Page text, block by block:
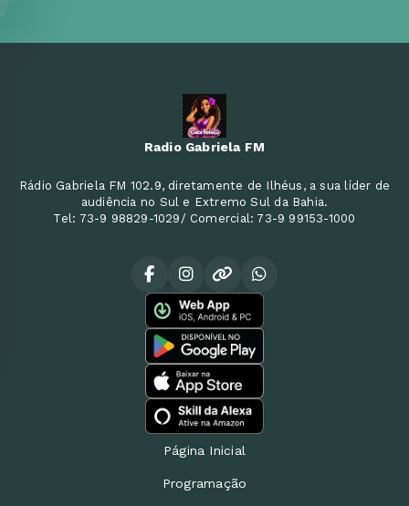
Radio Gabriela FM
Rádio Gabriela FM 102.9, diretamente de Ilhéus, a sua líder de
audiência no Sul e Extremo Sul da Bahia.
Tel: 73-9 98829-1029/ Comercial: 73-9 99153-1000
Página Inicial
Programação